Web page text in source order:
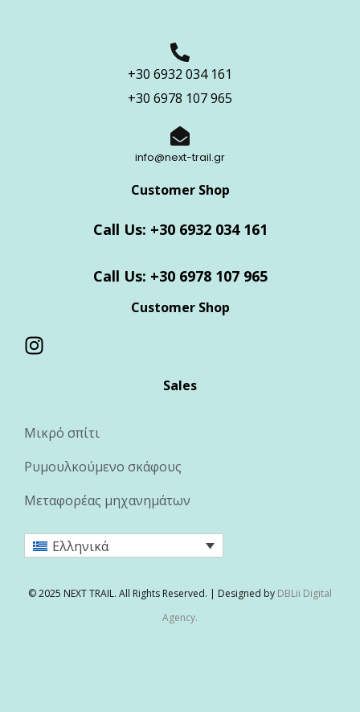
+30 6932 034 161
+30 6978 107 965
info@next-trail.gr
Customer Shop
Call Us: +30 6932 034 161
Call Us: +30 6978 107 965
Customer Shop
Sales
Μικρό σπίτι
Ρυμουλκούμενο σκάφους
Μεταφορέας μηχανημάτων
Ελληνικά
© 2025 NEXT TRAIL. All Rights Reserved. | Designed by DBLii Digital
Agency.